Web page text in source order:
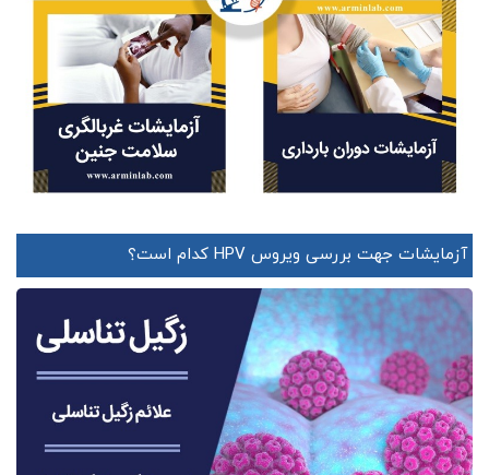
آزمایشات جهت بررسی ویروس HPV کدام است؟